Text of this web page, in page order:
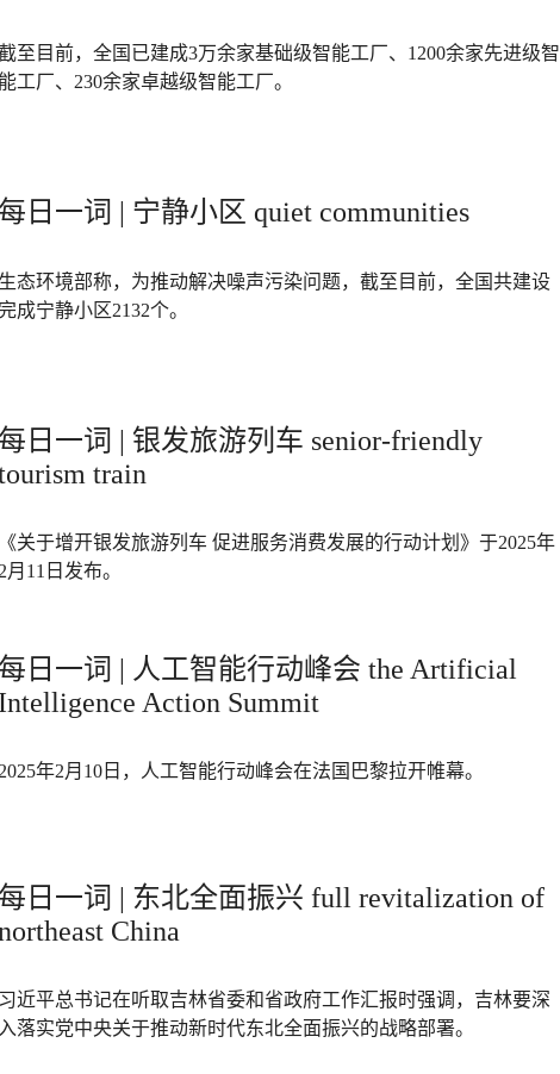
至目前，全国已建成3万余家基础级智能工厂、1200余家先进级智
能工厂、230余家卓越级智能工厂。
每日一词 | 宁静小区 quiet communities
生态环境部称，为推动解决噪声污染问题，截至目前，全国共建设
成宁静小区2132个。
每日一词 | 银发旅游列车 senior-friendly
train
《关于增开银发旅游列车 促进服务消费发展的行动计划》于2025年
2月11日发布。
每日一词 | 人工智能行动峰会 the Artificial
Intelligence Action Summit
2025年2月10日，人工智能行动峰会在法国巴黎拉开帷幕。
每日一词 | 东北全面振兴 full revitalization of
China
习近平总书记在听取吉林省委和省政府工作汇报时强调，吉林要深
入落实党中央关于推动新时代东北全面振兴的战略部署。